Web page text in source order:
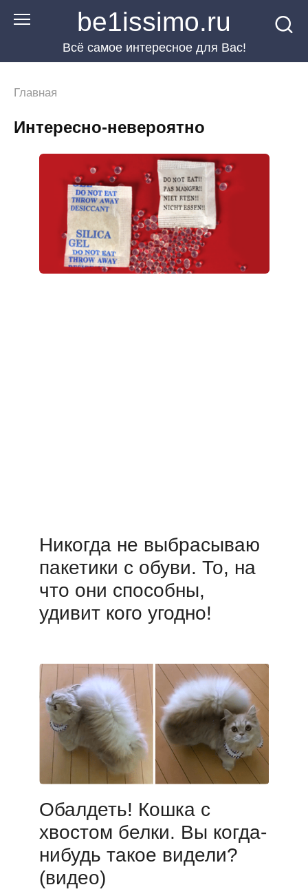
Перейти
be1issimo.ru
Всё самое интересное для Вас!
Главная
Интересно-невероятно
Никогда не выбрасываю
пакетики с обуви. То, на
что они способны,
удивит кого угодно!
Обалдеть! Кошка с
хвостом белки. Вы когда-
нибудь такое видели?
(видео)